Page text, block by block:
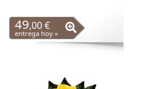
49,00 €
entrega hoy »